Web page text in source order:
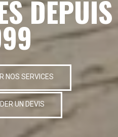
DEPUIS
NOS SERVICES
UN DEVIS